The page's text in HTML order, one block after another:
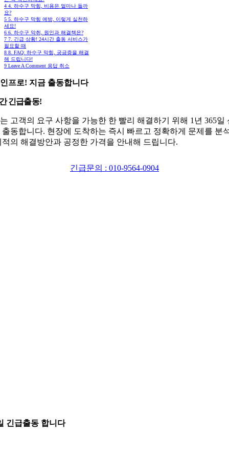
4 4. 하수구 막힘, 비용은 얼마나 들까
요?
5 5. 하수구 막힘 예방, 이렇게 실천하
세요!
6 6. 하수구 악취, 원인과 해결책은?
7 7. 긴급 상황! 24시간 출동 서비스가
필요할 때
8 8. FAQ: 하수구 막힘, 궁금증을 해결
해 드립니다!
9 Leave A Comment 응답 취소
프로! 지금 출동합니다
긴급출동!
고객의 요구 사항을 가능한 한 빨리 해결하기 위해 1년 365일
출동합니다. 현장에 도착하는 즉시 빠르고 정확하게 문제를 분
적의 해결방안과 공정한 가격을 안내해 드립니다.
긴급문의 : 010-9564-0904
긴급출동 합니다